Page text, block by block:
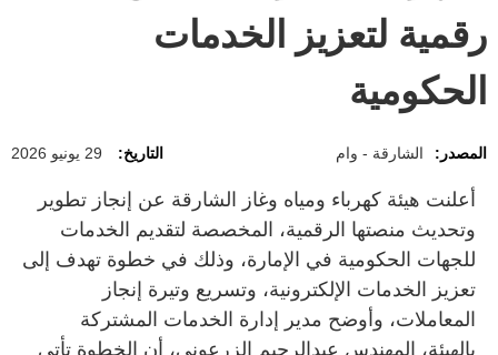
رقمية لتعزيز الخدمات
الحكومية
المصدر: الشارقة - وام التاريخ: 29 يونيو 2026
أعلنت هيئة كهرباء ومياه وغاز الشارقة عن إنجاز تطوير
وتحديث منصتها الرقمية، المخصصة لتقديم الخدمات
للجهات الحكومية في الإمارة، وذلك في خطوة تهدف إلى
تعزيز الخدمات الإلكترونية، وتسريع وتيرة إنجاز
المعاملات، وأوضح مدير إدارة الخدمات المشتركة
بالهيئة، المهندس عبدالرحيم الزرعوني، أن الخطوة تأتي